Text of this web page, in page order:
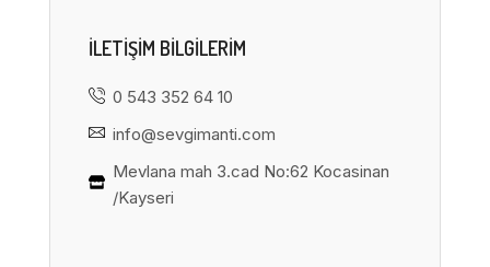
ILETIŞIM BILGILERIM
0 543 352 64 10
info@sevgimanti.com
Mevlana mah 3.cad No:62 Kocasinan
/Kayseri